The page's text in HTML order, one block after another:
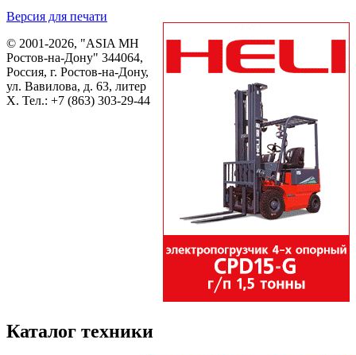
Каталог техники
Версия для печати
© 2001-2026, "ASIA MH
Ростов-на-Дону" 344064,
Россия, г. Ростов-на-Дону,
ул. Вавилова, д. 63, литер
Х. Тел.: +7 (863) 303-29-44